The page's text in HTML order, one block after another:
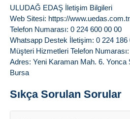
ULUDAĞ EDAŞ İletişim Bilgileri
Web Sitesi: https://
Telefon Numarası: 0 224 600 00 00
Whatsapp Destek İletişim: 0 224 186
Müşteri Hizmetleri Telefon
Adres: Yeni Karaman Mah. 6.
Bursa
Sıkça Sorulan Sorular